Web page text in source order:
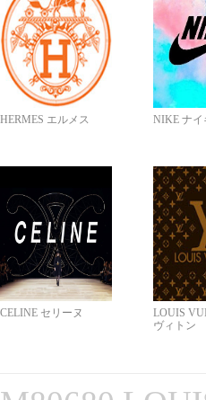
HERMES エルメス NIKE ナイ
CELINE セリーヌ
LOUIS
ヴィトン